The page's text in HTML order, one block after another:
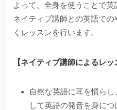
よって、全身を使うことで英
ネイティブ講師との英語で
くレッスンを行います。
【ネイティブ講師によるレッ
自然な英語に耳を慣ら
して英語の発音を身につ